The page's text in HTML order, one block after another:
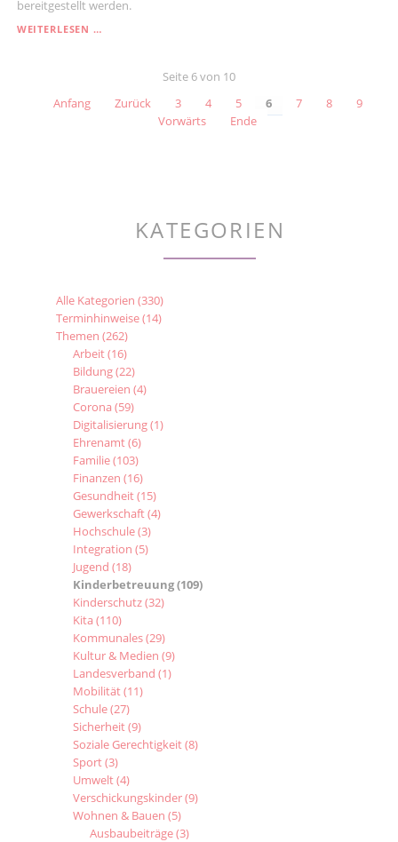
bereitgestellt werden.
WEITERLESEN …JOCHEN
„MIT
TESTSTRATEGIE
UMSETZEN“
Seite 6 von 10
Anfang
Zurück 3 4 5 6 7 8
9
Vorwärts
Ende
KATEGORIEN
Alle Kategorien (330)
Terminhinweise(14)
Themen (262)
Arbeit(16)
Bildung(22)
Brauereien (4)
Corona (59)
Digitalisierung(1)
Ehrenamt(6)
Familie(103)
Finanzen (16)
Gesundheit(15)
Gewerkschaft(4)
Hochschule(3)
Integration (5)
Jugend (18)
Kinderbetreuung(109)
Kinderschutz(32)
Kita (110)
Kommunales(29)
Kultur & Medien (9)
Landesverband (1)
Mobilität(11)
Schule(27)
Sicherheit(9)
Soziale Gerechtigkeit(8)
Sport(3)
Umwelt(4)
Verschickungskinder(9)
Wohnen & Bauen (5)
Ausbaubeiträge(3)